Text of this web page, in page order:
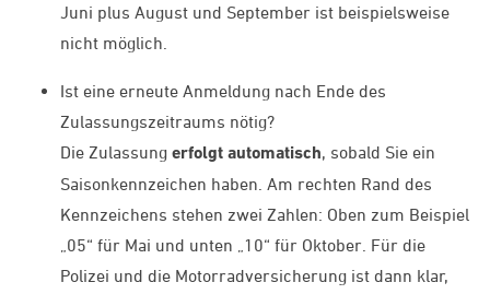
Juni plus August und September ist beispielsweise
nicht möglich.
Ist eine erneute Anmeldung nach Ende des
Zulassungszeitraums nötig?
Die Zulassung erfolgt automatisch, sobald Sie ein
Saisonkennzeichen haben. Am rechten Rand des
Kennzeichens stehen zwei Zahlen: Oben zum Beispiel
„05“ für Mai und unten „10“ für Oktober. Für die
Polizei und die Motorradversicherung ist dann klar,